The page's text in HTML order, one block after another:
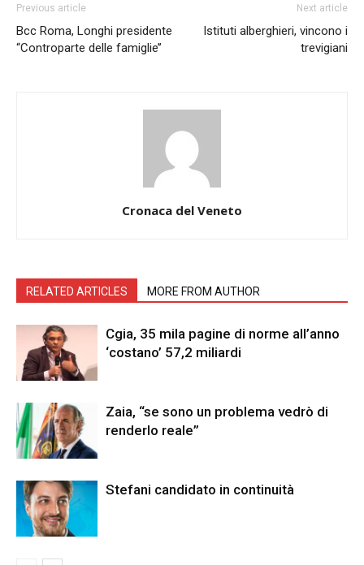
Previous article
Bcc Roma, Longhi presidente
“Controparte delle famiglie’’
Next article
Istituti alberghieri, vincono i
trevigiani
Cronaca del Veneto
RELATED ARTICLES MORE FROM AUTHOR
Cgia, 35 mila pagine di norme all’anno
‘costano’ 57,2 miliardi
Zaia, “se sono un problema vedrò di
renderlo reale”
Stefani candidato in continuità